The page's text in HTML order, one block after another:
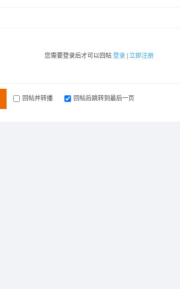
您需要登录后才可以回帖 登录 立即注册
回帖并转播 回帖后跳转到最后一页